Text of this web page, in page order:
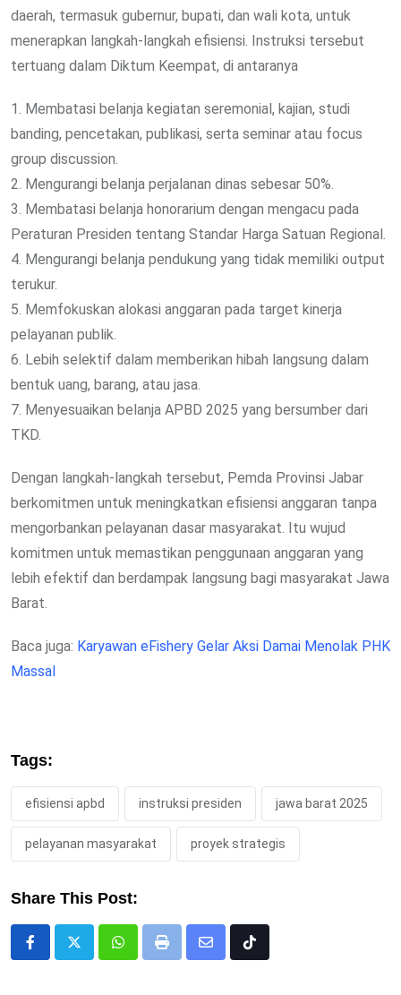
daerah, termasuk gubernur, bupati, dan wali kota, untuk
menerapkan langkah-langkah efisiensi. Instruksi tersebut
tertuang dalam Diktum Keempat, di antaranya
1. Membatasi belanja kegiatan seremonial, kajian, studi
banding, pencetakan, publikasi, serta seminar atau focus
group discussion.
2. Mengurangi belanja perjalanan dinas sebesar 50%.
3. Membatasi belanja honorarium dengan mengacu pada
Peraturan Presiden tentang Standar Harga Satuan Regional.
4. Mengurangi belanja pendukung yang tidak memiliki output
terukur.
5. Memfokuskan alokasi anggaran pada target kinerja
pelayanan publik.
6. Lebih selektif dalam memberikan hibah langsung dalam
bentuk uang, barang, atau jasa.
7. Menyesuaikan belanja APBD 2025 yang bersumber dari
TKD.
Dengan langkah-langkah tersebut, Pemda Provinsi Jabar
berkomitmen untuk meningkatkan efisiensi anggaran tanpa
mengorbankan pelayanan dasar masyarakat. Itu wujud
komitmen untuk memastikan penggunaan anggaran yang
lebih efektif dan berdampak langsung bagi masyarakat Jawa
Barat.
Baca juga: Karyawan eFishery Gelar Aksi Damai Menolak PHK
Massal
Tags:
efisiensi apbd instruksi presiden jawa barat 2025
pelayanan masyarakat proyek strategis
Share This Post:
WhatsappPrint
Share
Tiktok